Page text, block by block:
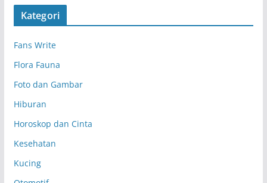
s
Kategori
Fans Write
Flora Fauna
Foto dan Gambar
Hiburan
Horoskop dan Cinta
Kesehatan
Kucing